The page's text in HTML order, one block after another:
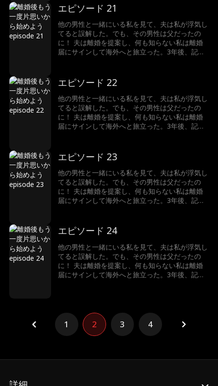
に、ついに私は完全に彼のことを諦めた。 そん
な時、元夫はようやく真実を知り、深く後悔して
いた。 まったく、彼を許すべき？
エピソード 21
他の男性と一緒にいる私を見て、夫は私が浮気し
てると誤解した。でも、その男性は父だったの
に！ 夫は離婚を提案し、何も知らない私は離婚
届にサインして海外へと旅立った。3年後、記者
に、ついに私は完全に彼のことを諦めた。 そん
な時、元夫はようやく真実を知り、深く後悔して
いた。 まったく、彼を許すべき？
エピソード 22
他の男性と一緒にいる私を見て、夫は私が浮気し
てると誤解した。でも、その男性は父だったの
に！ 夫は離婚を提案し、何も知らない私は離婚
届にサインして海外へと旅立った。3年後、記者
に、ついに私は完全に彼のことを諦めた。 そん
な時、元夫はようやく真実を知り、深く後悔して
いた。 まったく、彼を許すべき？
エピソード 23
他の男性と一緒にいる私を見て、夫は私が浮気し
てると誤解した。でも、その男性は父だったの
に！ 夫は離婚を提案し、何も知らない私は離婚
届にサインして海外へと旅立った。3年後、記者
に、ついに私は完全に彼のことを諦めた。 そん
な時、元夫はようやく真実を知り、深く後悔して
いた。 まったく、彼を許すべき？
エピソード 24
他の男性と一緒にいる私を見て、夫は私が浮気し
てると誤解した。でも、その男性は父だったの
に！ 夫は離婚を提案し、何も知らない私は離婚
届にサインして海外へと旅立った。3年後、記者
な時、元夫はようやく真実を知り、深く後悔して
いた。 まったく、彼を許すべき？
1 2 3 4